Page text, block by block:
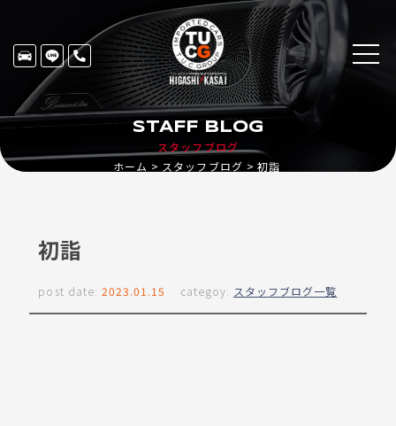
スタッフブログ
STAFF BLOG
ホーム スタッフブログ 初詣
初詣
post date: 2023.01.15 categoy: スタッフブログ一覧